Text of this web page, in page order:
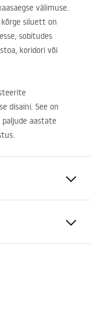
välimuse.
siluett on
sobitudes
koridori või
disaini. See on
aastate